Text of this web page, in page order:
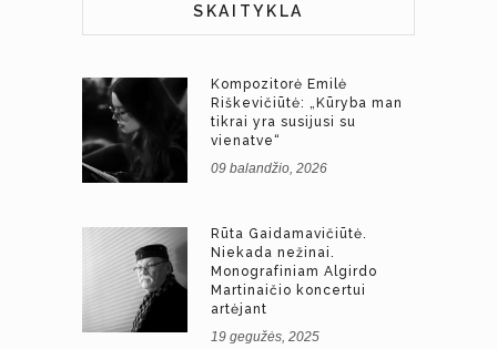
SKAITYKLA
Kompozitorė Emilė
Riškevičiūtė: „Kūryba man
tikrai yra susijusi su
vienatve“
09 balandžio, 2026
Rūta Gaidamavičiūtė.
Niekada nežinai.
Monografiniam Algirdo
Martinaičio koncertui
artėjant
19 gegužės, 2025